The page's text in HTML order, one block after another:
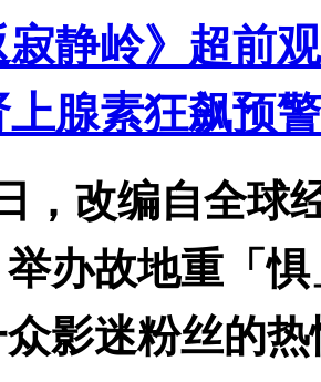
寂静岭》超前
腺素狂飙预
，改编自全球
办故地重「
影迷粉丝的